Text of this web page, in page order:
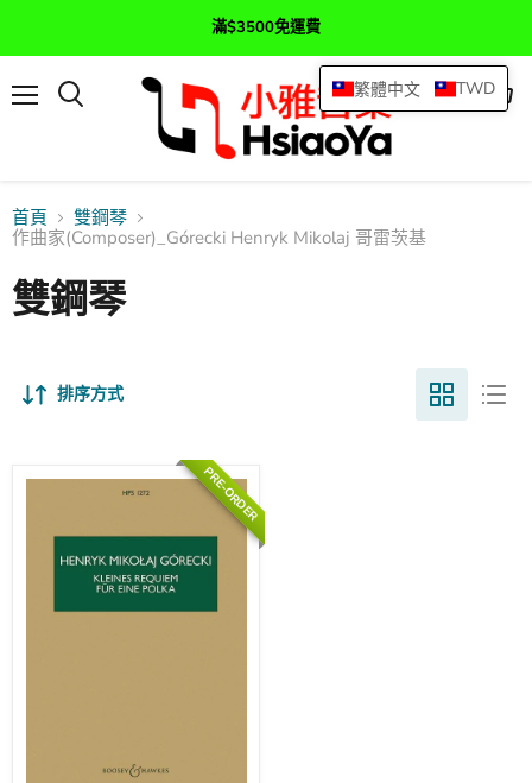
滿$3500免運費
查
首頁
雙鋼琴
作曲家(Composer)_Górecki Henryk Mikolaj 哥雷茨基
雙鋼琴
排序方式
PRE-ORDER
繁體中文 TWD